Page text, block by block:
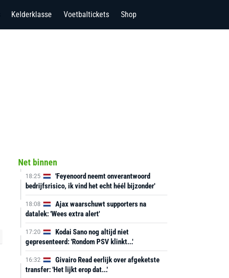
Kelderklasse Voetbaltickets Shop
Net binnen
18:25
'Feyenoord neemt onverantwoord
bedrijfsrisico, ik vind het echt héél bijzonder'
18:08
Ajax waarschuwt supporters na
datalek: 'Wees extra alert'
17:20
Kodai Sano nog altijd niet
gepresenteerd: 'Rondom PSV klinkt...'
16:32
Givairo Read eerlijk over afgeketste
transfer: 'Het lijkt erop dat...'